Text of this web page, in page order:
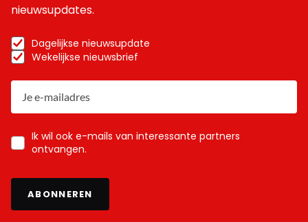
nieuwsupdates.
Dagelijkse nieuwsupdate
Wekelijkse nieuwsbrief
Ik wil ook e-mails van interessante partners
ontvangen.
ABONNEREN